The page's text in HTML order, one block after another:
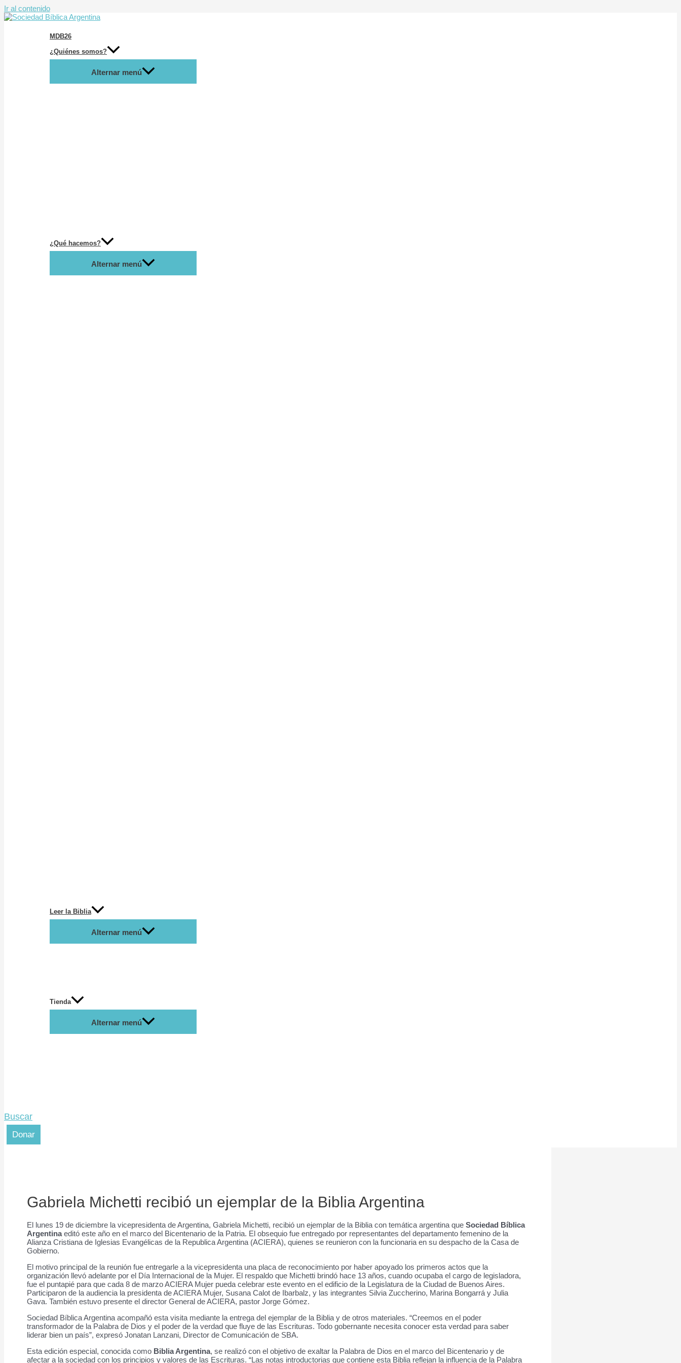
Ir al contenido
MDB26
¿Quiénes somos?
Alternar menú
¿Qué hacemos?
Alternar menú
Leer la Biblia
Alternar menú
Tienda
Alternar menú
Buscar
Donar
Gabriela Michetti recibió un ejemplar de la Biblia Argentina
El lunes 19 de diciembre la vicepresidenta de Argentina, Gabriela Michetti, recibió un ejemplar de la Biblia con temática argentina que Sociedad Bíblica
Argentinaeditó este año en el marco del Bicentenario de la Patria. El obsequio fue entregado por representantes del departamento femenino de la
Alianza Cristiana de Iglesias Evangélicas de la Republica Argentina (ACIERA), quienes se reunieron con la funcionaria en su despacho de la Casa de
Gobierno.
El motivo principal de la reunión fue entregarle a la vicepresidenta una placa de reconocimiento por haber apoyado los primeros actos que la
organización llevó adelante por el Día Internacional de la Mujer. El respaldo que Michetti brindó hace 13 años, cuando ocupaba el cargo de legisladora,
fue el puntapié para que cada 8 de marzo ACIERA Mujer pueda celebrar este evento en el edificio de la Legislatura de la Ciudad de Buenos Aires.
Participaron de la audiencia la presidenta de ACIERA Mujer, Susana Calot de Ibarbalz, y las integrantes Silvia Zuccherino, Marina Bongarrá y Julia
Gava. También estuvo presente el director General de ACIERA, pastor Jorge Gómez.
Sociedad Bíblica Argentina acompañó esta visita mediante la entrega del ejemplar de la Biblia y de otros materiales. “Creemos en el poder
transformador de la Palabra de Dios y el poder de la verdad que fluye de las Escrituras. Todo gobernante necesita conocer esta verdad para saber
liderar bien un país”, expresó Jonatan Lanzani, Director de Comunicación de SBA.
Esta edición especial, conocida como Biblia Argentina, se realizó con el objetivo de exaltar la Palabra de Dios en el marco del Bicentenario y de
afectar a la sociedad con los principios y valores de las Escrituras. “Las notas introductorias que contiene esta Biblia reflejan la influencia de la Palabra